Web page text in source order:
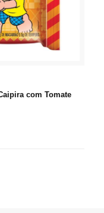
com Tomate